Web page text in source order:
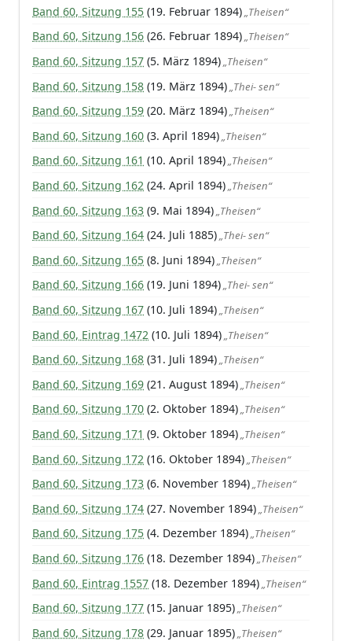
Band 60, Sitzung 155 (19. Februar 1894)„Theisen“
Band 60, Sitzung 156 (26. Februar 1894)„Theisen“
Band 60, Sitzung 157 (5. März 1894)„Theisen“
Band 60, Sitzung 158 (19. März 1894)„Thei- sen“
Band 60, Sitzung 159 (20. März 1894)„Theisen“
Band 60, Sitzung 160 (3. April 1894)„Theisen“
Band 60, Sitzung 161 (10. April 1894)„Theisen“
Band 60, Sitzung 162 (24. April 1894)„Theisen“
Band 60, Sitzung 163 (9. Mai 1894)„Theisen“
Band 60, Sitzung 164 (24. Juli 1885)„Thei- sen“
Band 60, Sitzung 165 (8. Juni 1894)„Theisen“
Band 60, Sitzung 166 (19. Juni 1894)„Thei- sen“
Band 60, Sitzung 167 (10. Juli 1894)„Theisen“
Band 60, Eintrag 1472 (10. Juli 1894)„Theisen“
Band 60, Sitzung 168 (31. Juli 1894)„Theisen“
Band 60, Sitzung 169 (21. August 1894)„Theisen“
Band 60, Sitzung 170 (2. Oktober 1894)„Theisen“
Band 60, Sitzung 171 (9. Oktober 1894)„Theisen“
Band 60, Sitzung 172 (16. Oktober 1894) „Theisen“
Band 60, Sitzung 173 (6. November 1894)„Theisen“
Band 60, Sitzung 174 (27. November 1894)„Theisen“
Band 60, Sitzung 175 (4. Dezember 1894)„Theisen“
Band 60, Sitzung 176 (18. Dezember 1894)„Theisen“
Band 60, Eintrag 1557 (18. Dezember 1894) „Theisen“
Band 60, Sitzung 177 (15. Januar 1895)„Theisen“
Band 60, Sitzung 178 (29. Januar 1895)„Theisen“